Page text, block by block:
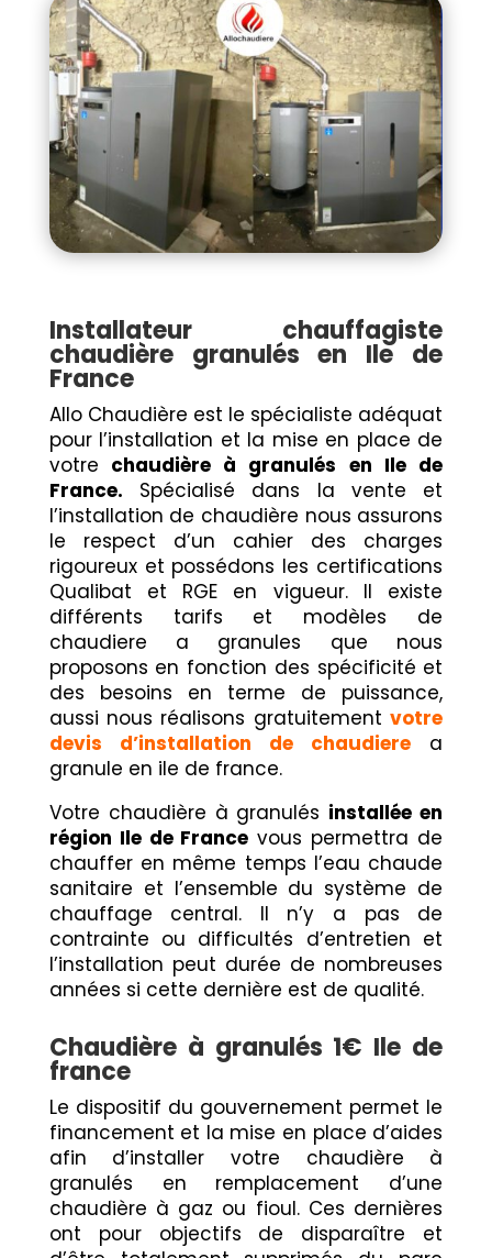
Installateur chauffagiste
chaudière granulés en Ile de
France
Allo Chaudière est le spécialiste adéquat
pour l’installation et la mise en place de
votre chaudière à granulés en Ile de
France. Spécialisé dans la vente et
l’installation de chaudière nous assurons
le respect d’un cahier des charges
rigoureux et possédons les certifications
Qualibat et RGE en vigueur. Il existe
différents tarifs et modèles de
chaudiere a granules que nous
proposons en fonction des spécificité et
des besoins en terme de puissance,
aussi nous réalisons gratuitementvotre
devis d’installation de chaudiere a
granule en ile de france.
Votre chaudière à granulés installée en
région Ile de France vous permettra de
chauffer en même temps l’eau chaude
sanitaire et l’ensemble du système de
chauffage central. Il n’y a pas de
contrainte ou difficultés d’entretien et
l’installation peut durée de nombreuses
années si cette dernière est de qualité.
Chaudière à granulés 1€ Ile de
france
Le dispositif du gouvernement permet le
financement et la mise en place d’aides
afin d’installer votre chaudière à
granulés en remplacement d’une
chaudière à gaz ou fioul. Ces dernières
ont pour objectifs de disparaître et